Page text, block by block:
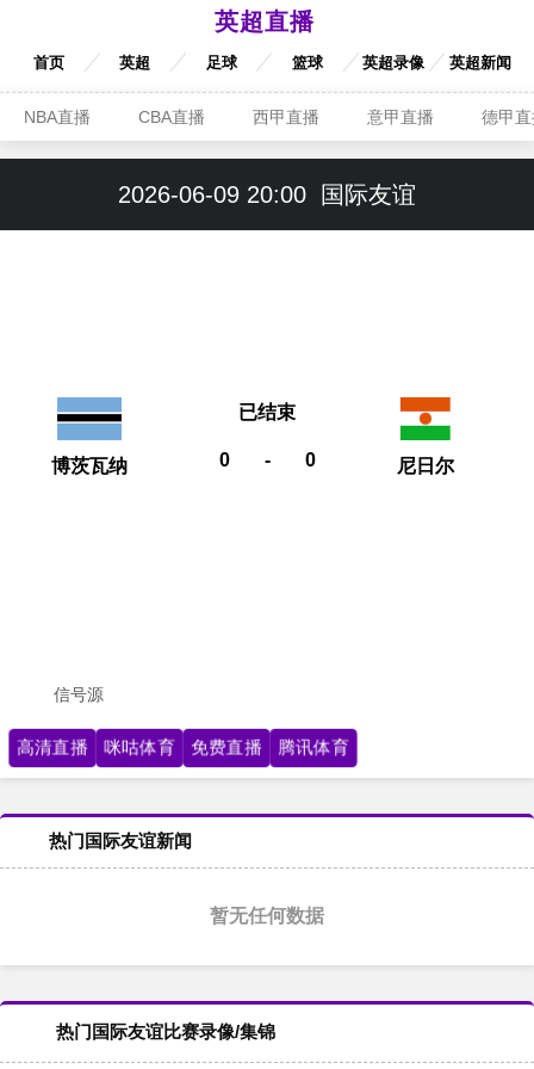
英超直播
首页 英超 足球 篮球 英超录像 英超新闻
NBA直播 CBA直播 西甲直播 意甲直播 德甲
2026-06-09 20:00 国际友谊
博茨瓦纳 0 - 0
已结束
尼日尔
信号源
高清直播 咪咕体育 免费直播 腾讯体育
热门国际友谊新闻
暂无任何数据
热门国际友谊比赛录像/集锦